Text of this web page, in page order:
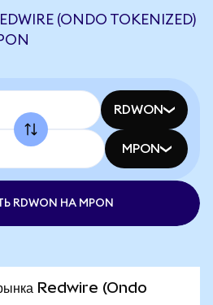
(ONDO TOKENIZED)
RDWON
MPON
RDWON НА MPON
Redwire (Ondo